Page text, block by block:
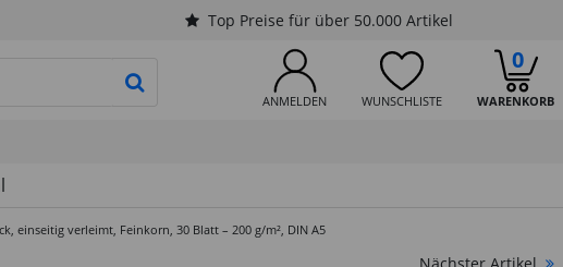
Top Preise für über 50.000 Artikel
ANMELDEN WUNSCHLISTE WARENKORB
0
PRODUKTSUCHE STARTEN
einseitig verleimt, Feinkorn, 30 Blatt – 200 g/m², DIN A5